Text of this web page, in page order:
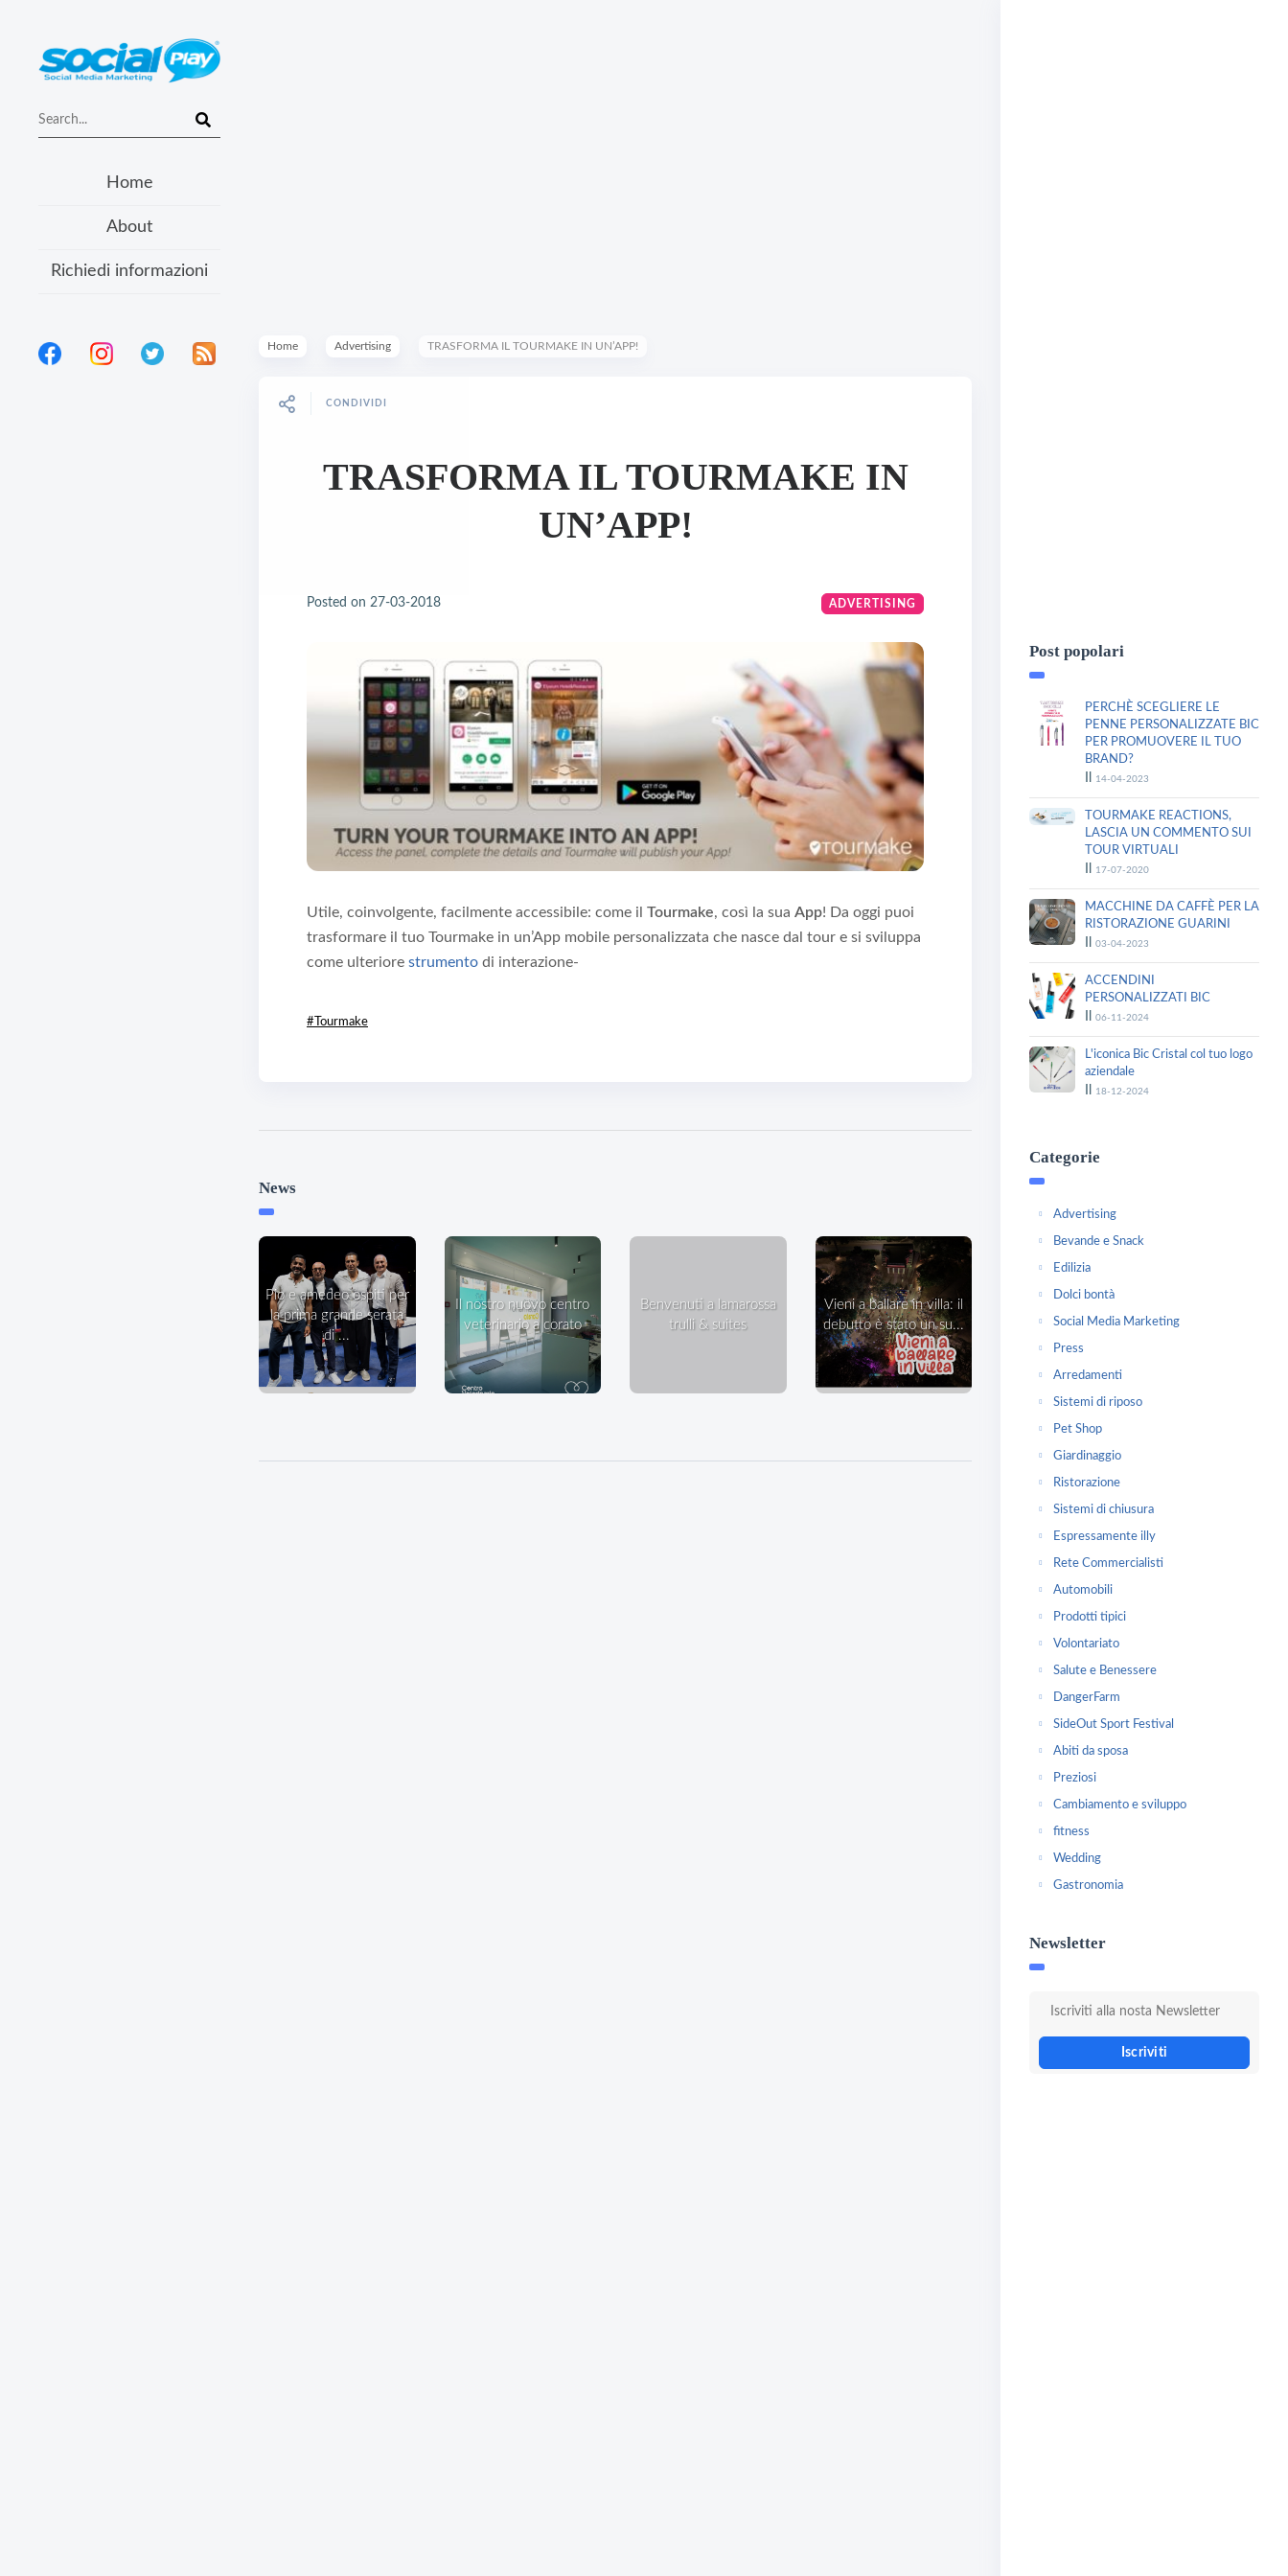
Home
About
Richiedi informazioni
Home Advertising TRASFORMA IL TOURMAKE IN UN’APP!
CONDIVIDI
TRASFORMA IL TOURMAKE IN
UN’APP!
Posted on 27-03-2018 ADVERTISING
Utile, coinvolgente, facilmente accessibile: come il Tourmake, così la sua App! Da oggi puoi
trasformare il tuo Tourmake in un’App mobile personalizzata che nasce dal tour e si sviluppa
come ulteriore strumento di interazione-
#Tourmake
News
pio e amedeo ospiti per
la prima grande serata
di ...
veterinario a corato
benvenuti a lamarossa
trulli & suites
vieni a ballare in villa: il
debutto è stato un su...
Post popolari
PERCHÈ SCEGLIERE LE
PENNE PERSONALIZZATE BIC
PER PROMUOVERE IL TUO
BRAND?
14-04-2023
TOURMAKE REACTIONS,
LASCIA UN COMMENTO SUI
TOUR VIRTUALI
17-07-2020
MACCHINE DA CAFFÈ PER LA
RISTORAZIONE GUARINI
03-04-2023
ACCENDINI
PERSONALIZZATI BIC
06-11-2024
L'iconica Bic Cristal col tuo logo
aziendale
18-12-2024
Categorie
Advertising
Bevande e Snack
Edilizia
Dolci bontà
Social Media Marketing
Press
Arredamenti
Sistemi di riposo
Pet Shop
Giardinaggio
Ristorazione
Sistemi di chiusura
Espressamente illy
Rete Commercialisti
Automobili
Prodotti tipici
Volontariato
Salute e Benessere
DangerFarm
SideOut Sport Festival
Abiti da sposa
Preziosi
Cambiamento e sviluppo
fitness
Wedding
Gastronomia
Newsletter